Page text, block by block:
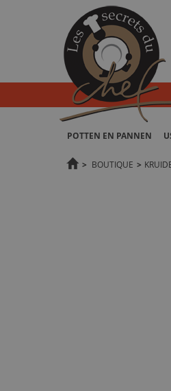
POTTEN EN PANNEN
> BOUTIQUE >